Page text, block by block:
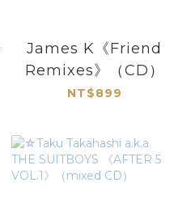
James K《Friend
Remixes》（CD）
NT$899